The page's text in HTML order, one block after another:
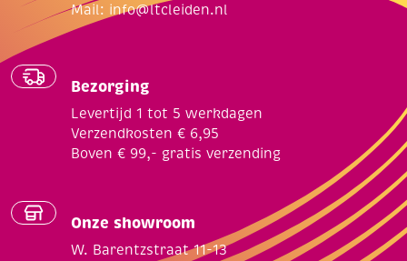
Mail: info@ltcleiden.nl
Bezorging
Levertijd 1 tot 5 werkdagen
Verzendkosten € 6,95
Boven € 99,- gratis verzending
Onze showroom
W. Barentzstraat 11-13